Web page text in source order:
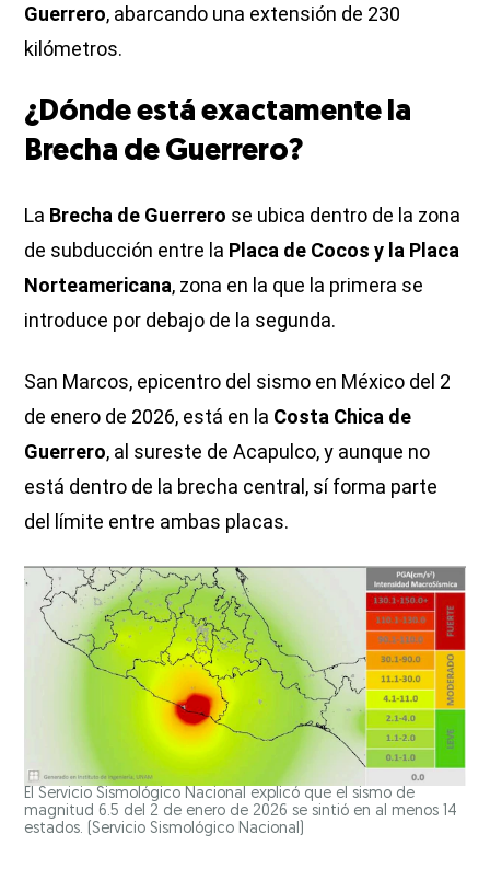
Guerrero, abarcando una extensión de 230
kilómetros.
¿Dónde está exactamente la
Brecha de Guerrero?
La Brecha de Guerrero se ubica dentro de la zona
de subducción entre la Placa de Cocos y la Placa
Norteamericana, zona en la que la primera se
introduce por debajo de la segunda.
San Marcos, epicentro del sismo en México del 2
de enero de 2026, está en la Costa Chica de
Guerrero, al sureste de Acapulco, y aunque no
está dentro de la brecha central, sí forma parte
del límite entre ambas placas.
El Servicio Sismológico Nacional explicó que el sismo de
magnitud 6.5 del 2 de enero de 2026 se sintió en al menos 14
estados. (Servicio Sismológico Nacional)